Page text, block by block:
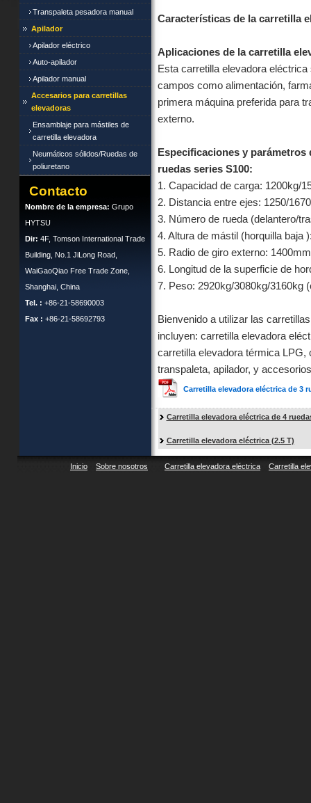
Transpaleta pesadora manual
Apilador
Apilador eléctrico
Auto-apilador
Apilador manual
Accesarios para carretillas
elevadoras
Ensamblaje para mástiles de
carretilla elevadora
Neumáticos sólidos/Ruedas de
poliuretano
Contacto
Nombre de la empresa: Grupo
HYTSU
Dir: 4F, Tomson International Trade
Building, No.1 JiLong Road,
WaiGaoQiao Free Trade Zone,
Shanghai, China
Tel. : +86-21-58690003
Fax : +86-21-58692793
Características de la carretilla
Aplicaciones de la carretilla
Esta carretilla elevadora
campos como alimentación,
primera máquina preferida para
externo.
Especificaciones y parámetros
ruedas series S100:
1. Capacidad de carga: 1200kg/
2. Distancia entre ejes: 1250/
3. Número de rueda (delantero/
4. Altura de mástil (horquilla baja
5. Radio de giro externo: 1400mm
6. Longitud de la superficie de
7. Peso: 2920kg/3080kg/3160kg
Bienvenido a utilizar las
incluyen: carretilla elevadora
carretilla elevadora térmica LPG,
transpaleta, apilador, y
Carretilla elevadora eléctrica de 3
Carretilla elevadora eléctrica de 4
Carretilla elevadora eléctrica (2.5 T)
Inicio Sobre nosotros Carretilla elevadora eléctrica Carretilla